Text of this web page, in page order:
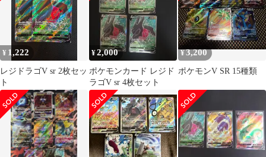
¥ 1,222
レジドラゴV sr 2枚セッ
ト
¥2,000
ポケモンカード レジド
ラゴV sr 4枚セット
¥3,200
ポケモンV SR 15種類